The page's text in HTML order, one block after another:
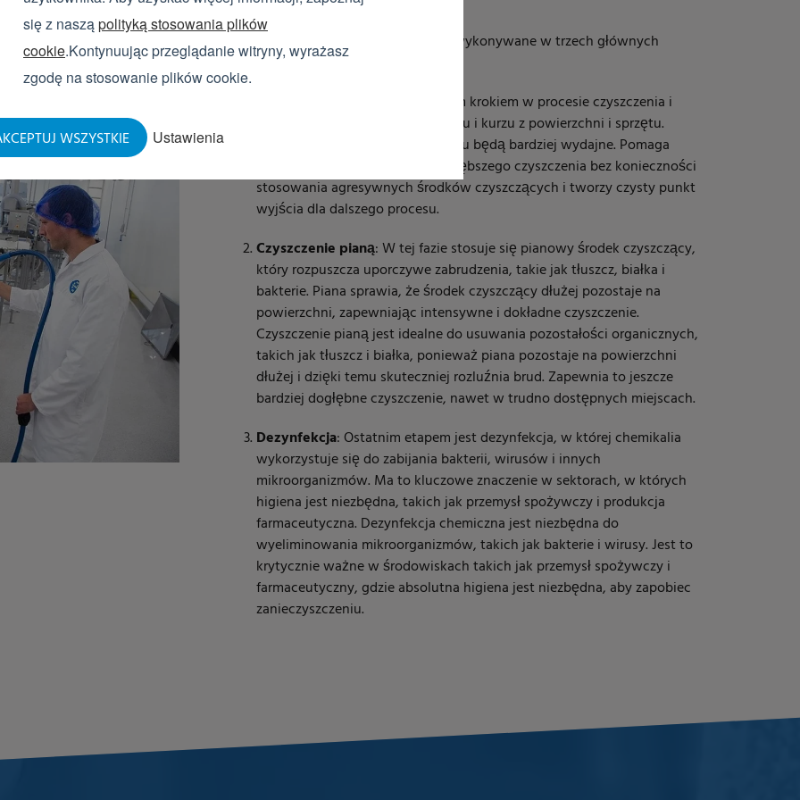
się z nasząpolityką stosowania plików
cookie.Kontynuując przeglądanie witryny, wyrażasz
zgodę na stosowanie plików cookie.
Ustawienia
WSZYSTKIE
Czyszczenie przemysłowe
jest często wykonywane w trzech głównych
etapach:
: Płukanie jest pierwszym krokiem w procesie czyszczenia i
obejmuje usuwanie luźnego brudu i kurzu z powierzchni i sprzętu.
Dzięki temu kolejne etapy procesu będą bardziej wydajne. Pomaga
przygotować powierzchnie do głębszego czyszczenia bez konieczności
stosowania agresywnych środków czyszczących i tworzy czysty punkt
wyjścia dla dalszego procesu.
Czyszczenie pianą: W tej fazie stosuje się pianowy środek czyszczący,
który rozpuszcza uporczywe zabrudzenia, takie jak tłuszcz, białka i
bakterie. Piana sprawia, że środek czyszczący dłużej pozostaje na
powierzchni, zapewniając intensywne i dokładne czyszczenie.
Czyszczenie pianą jest idealne do usuwania pozostałości organicznych,
takich jak tłuszcz i białka, ponieważ piana pozostaje na powierzchni
dłużej i dzięki temu skuteczniej rozluźnia brud. Zapewnia to jeszcze
bardziej dogłębne czyszczenie, nawet w trudno dostępnych miejscach.
Dezynfekcja: Ostatnim etapem jest dezynfekcja, w której chemikalia
wykorzystuje się do zabijania bakterii, wirusów i innych
mikroorganizmów. Ma to kluczowe znaczenie w sektorach, w których
higiena jest niezbędna, takich jak przemysł spożywczy i produkcja
farmaceutyczna. Dezynfekcja chemiczna jest niezbędna do
wyeliminowania mikroorganizmów, takich jak bakterie i wirusy. Jest to
krytycznie ważne w środowiskach takich jak przemysł spożywczy i
farmaceutyczny, gdzie absolutna higiena jest niezbędna, aby zapobiec
zanieczyszczeniu.